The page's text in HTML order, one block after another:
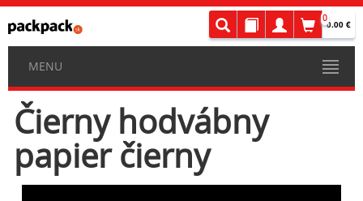
0
0.00 €
MENU
Čierny hodvábny
papier čierny